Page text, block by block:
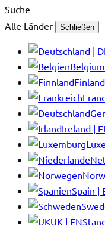
Suche
Alle Länder
Schließen
Ireland |
Spain |
UK | EN